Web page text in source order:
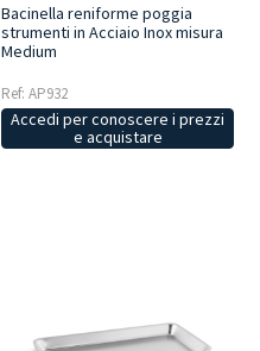
Bacinella reniforme poggia
strumenti in Acciaio Inox misura
Medium
Ref: AP932
Accedi per conoscere i prezzi
e acquistare